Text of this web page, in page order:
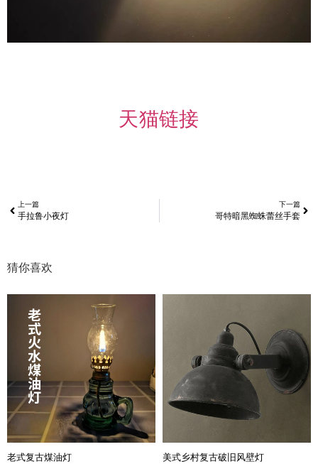
天猫链接
上一篇
手拉鲁小夜灯
下一篇
哥特暗黑蜘蛛蕾丝手套
猜你喜欢
老式复古煤油灯 美式乡村复古破旧风壁灯